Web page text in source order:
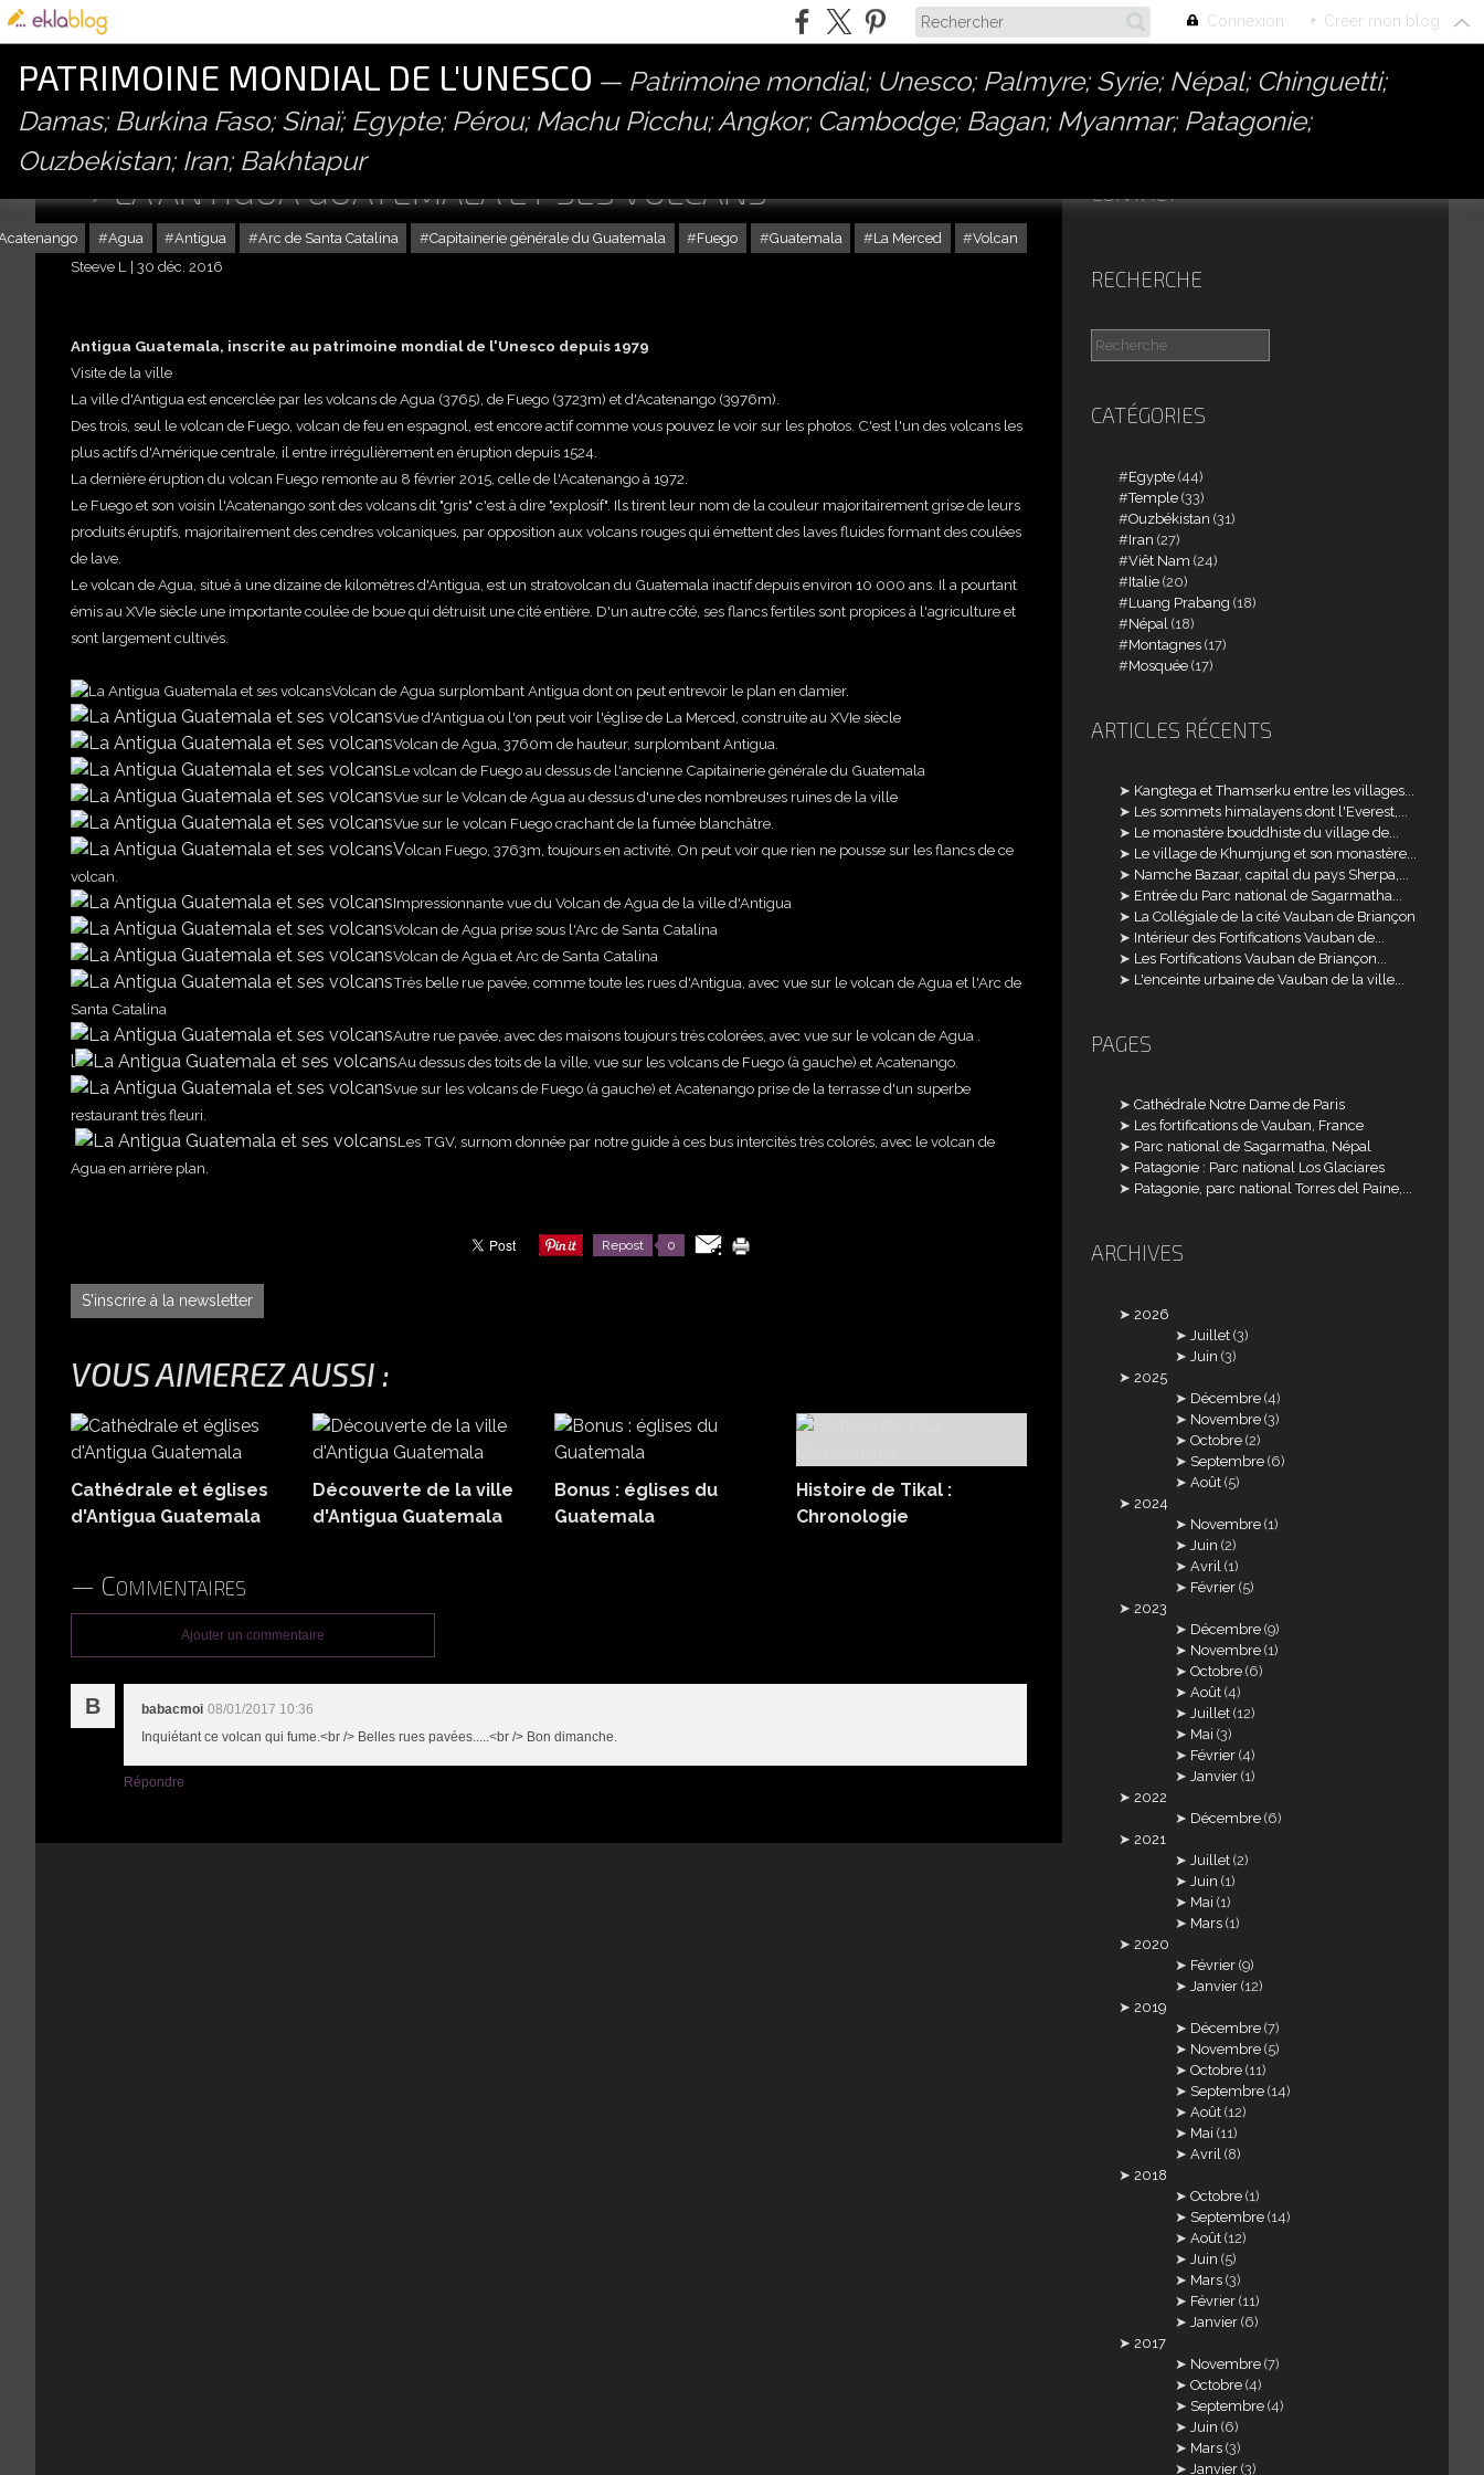
Connexion + Créer mon blog
PATRIMOINE MONDIAL DE L'UNESCO
Patrimoine mondial; Unesco; Palmyre; Syrie; Népal; Chinguetti;
Damas; Burkina Faso; Sinaï; Egypte; Pérou; Machu Picchu; Angkor; Cambodge; Bagan; Myanmar; Patagonie;
Ouzbekistan; Iran; Bakhtapur
LA ANTIGUA GUATEMALA ET SES VOLCANS
Agua Antigua Arc de Santa Catalina Capitainerie générale du Guatemala Fuego Guatemala La Merced
Volcan
Steeve L
30 déc. 2016
Antigua Guatemala, inscrite au patrimoine mondial de l'Unesco depuis 1979
Visite de la ville
La ville d'Antigua est encerclée par les volcans de Agua (3765), de Fuego (3723m) et d'Acatenango (3976m).
Des trois, seul le volcan de Fuego, volcan de feu en espagnol, est encore actif comme vous pouvez le voir sur les photos. C'est l'un des volcans les
plus actifs d'Amérique centrale, il entre irrégulièrement en éruption depuis 1524.
La dernière éruption du volcan Fuego remonte au 8 février 2015, celle de l'Acatenango à 1972.
Le Fuego et son voisin l'Acatenango sont des volcans dit "gris" c'est à dire "explosif". Ils tirent leur nom de la couleur majoritairement grise de leurs
produits éruptifs, majoritairement des cendres volcaniques, par opposition aux volcans rouges qui émettent des laves fluides formant des coulées
de lave.
Le volcan de Agua, situéà une dizaine de kilomètres d'Antigua, est un stratovolcan du Guatemala inactif depuis environ 10 000 ans. Il a pourtant
émis au XVIe siècle une importante coulée de boue qui détruisit une cité entière. D'un autre côté, ses flancs fertiles sont propices à l'agriculture et
sont largement cultivés.
Volcan de Agua surplombant Antigua dont on peut entrevoir le plan en damier.
Vue d'Antigua où l'on peut voir l'église de La Merced, construite au XVIe siècle
Volcan de Agua, 3760m de hauteur, surplombant Antigua.
Le volcan de Fuego au dessus de l'ancienne Capitainerie générale du Guatemala
Vue sur le Volcan de Agua au dessus d'une des nombreuses ruines de la ville
Vue sur le volcan Fuego crachant de la fumée blanchâtre.
Volcan Fuego, 3763m, toujours en activité . On peut voir que rien ne pousse sur les flancs de ce
volcan.
Impressionnante vue du Volcan de Agua de la ville d'Antigua
Volcan de Agua prise sous l'Arc de Santa Catalina
Volcan de Agua et Arc de Santa Catalina
Très belle rue pavée, comme toute les rues d'Antigua, avec vue sur le volcan de Agua et l'Arc de
Santa Catalina
Autre rue pavée, avec des maisons toujours très colorées, avec vue sur le volcan de Agua .
l
Au dessus des toits de la ville, vue sur les volcans de Fuego (à gauche) et Acatenango.
vue sur les volcans de Fuego (à gauche) et Acatenango prise de la terrasse d'un superbe
restaurant très fleuri.
Les TGV, surnom donnée par notre guide à ces bus intercités très colorés, avec le volcan de
Agua en arrière plan.
Repost 0
S'inscrire à la newsletter
VOUS AIMEREZ AUSSI :
Cathédrale et églises
d'Antigua Guatemala
Découverte de la ville
d'Antigua Guatemala
Bonus : églises du
Guatemala
Histoire de Tikal :
Chronologie
Commentaires
Ajouter un commentaire
B babacmoi 08/01/2017 10:36
Inquiétant ce volcan qui fume.<br /> Belles rues pavées.....<br /> Bon dimanche.
Répondre
CONTACT
RECHERCHE
CATÉGORIES
Egypte (44)
Temple (33)
Ouzbékistan (31)
Iran (27)
Viêt Nam (24)
Italie (20)
Luang Prabang (18)
Népal (18)
Montagnes (17)
Mosquée (17)
ARTICLES RÉCENTS
Kangtega et Thamserku entre les villages...
Les sommets himalayens dont l'Everest,...
Le monastère bouddhiste du village de...
Le village de Khumjung et son monastère...
Namche Bazaar, capital du pays Sherpa,...
Entrée du Parc national de Sagarmatha...
La Collégiale de la cité Vauban de Briançon
Intérieur des Fortifications Vauban de...
Les Fortifications Vauban de Briançon...
L'enceinte urbaine de Vauban de la ville...
PAGES
Cathédrale Notre Dame de Paris
Les fortifications de Vauban, France
Parc national de Sagarmatha, Népal
Patagonie : Parc national Los Glaciares
Patagonie, parc national Torres del Paine,...
ARCHIVES
2026
Juillet (3)
Juin (3)
2025
Décembre (4)
Novembre (3)
Octobre (2)
Septembre (6)
Août (5)
2024
Novembre (1)
Juin (2)
Avril (1)
Février (5)
2023
Décembre (9)
Novembre (1)
Octobre (6)
Août (4)
Juillet (12)
Mai (3)
Février (4)
Janvier (1)
2022
Décembre (6)
2021
Juillet (2)
Juin (1)
Mai (1)
Mars (1)
2020
Février (9)
Janvier (12)
2019
Décembre (7)
Novembre (5)
Octobre (11)
Septembre (14)
Août (12)
Mai (11)
Avril (8)
2018
Octobre (1)
Septembre (14)
Août (12)
Juin (5)
Mars (3)
Février (11)
Janvier (6)
2017
Novembre (7)
Octobre (4)
Septembre (4)
Juin (6)
Mars (3)
Janvier (3)